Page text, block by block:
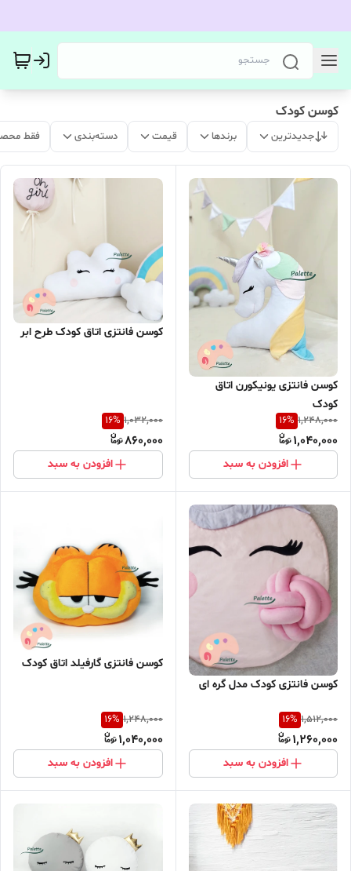
کوسن کودک
جدیدترین برندها قیمت دسته‌بندی فقط
کوسن فانتزی یونیکورن اتاق
کودک
1,248,000
16%
1,040,000
افزودن به سبد
کوسن فانتزی اتاق کودک طرح ابر
1,032,000
16%
860,000
افزودن به سبد
کوسن فانتزی کودک مدل گره ای
1,512,000
16%
1,260,000
افزودن به سبد
کوسن فانتزی گارفیلد اتاق کودک
1,248,000
16%
1,040,000
افزودن به سبد